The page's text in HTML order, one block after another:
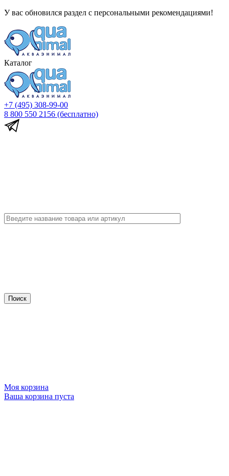
У вас обновился раздел с персональными рекомендациями!
Каталог
+7 (495) 308-99-00
8 800 550 2156 (бесплатно)
Моя корзина
Ваша корзина пуста